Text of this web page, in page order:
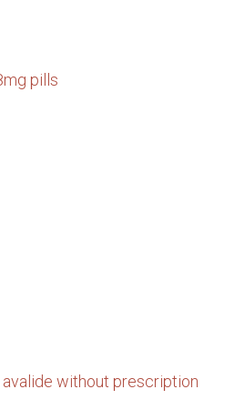
pills
avalide without prescription